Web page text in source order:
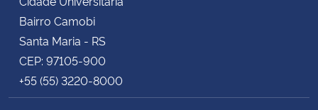
Bairro Camobi
Santa Maria - RS
CEP: 97105-900
+55 (55) 3220-8000